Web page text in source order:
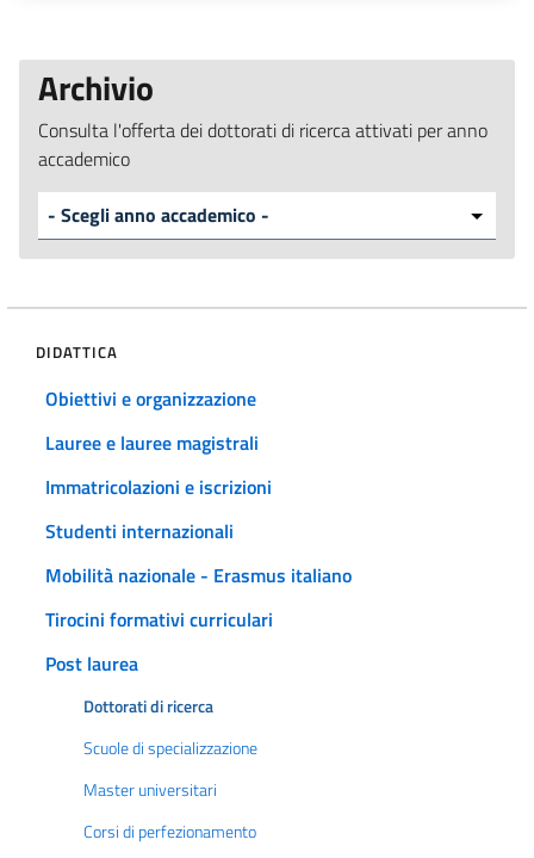
Archivio
Consulta l'offerta dei dottorati di ricerca attivati per anno
accademico
DIDATTICA
Obiettivi e organizzazione
Lauree e lauree magistrali
Immatricolazioni e iscrizioni
Studenti internazionali
Mobilità nazionale - Erasmus italiano
Tirocini formativi curriculari
Post laurea
Dottorati di ricerca
Scuole di specializzazione
Master universitari
Corsi di perfezionamento